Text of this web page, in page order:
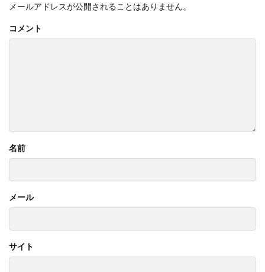
メールアドレスが公開されることはありません。
コメント
名前
メール
サイト